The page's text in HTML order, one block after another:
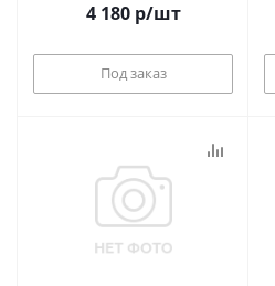
4 180р/шт
Под заказ